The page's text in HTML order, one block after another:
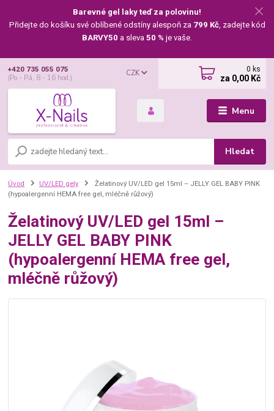
Barevné gel laky teď za polovinu!
Přidejte do košíku své oblíbené odstíny alespoň za 799 Kč, zadejte kód
BARVY50 a sleva 50 % je vaše.
Menu
CZK
Hledat
+420 735 055 075
(Po - Pá, 8 - 16 hod.)
0 ks
za 0,00 Kč
Úvod UV/LED gely
Želatinový UV/LED gel 15ml – JELLY GEL BABY PINK
(hypoalergenní HEMA free gel, mléčně růžový)
Želatinový UV/LED gel 15ml –
JELLY GEL BABY PINK
(hypoalergenní HEMA free gel,
mléčně růžový)